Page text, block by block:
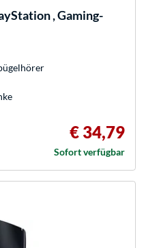
, Gaming-
€ 34,79
Sofort verfügbar